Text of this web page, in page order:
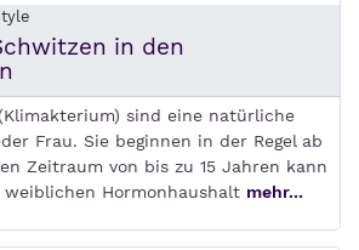
in den
sind eine natürliche
Frau. Sie beginnen in der Regel ab
Zeitraum von bis zu 15 Jahren kann
Hormonhaushalt mehr...